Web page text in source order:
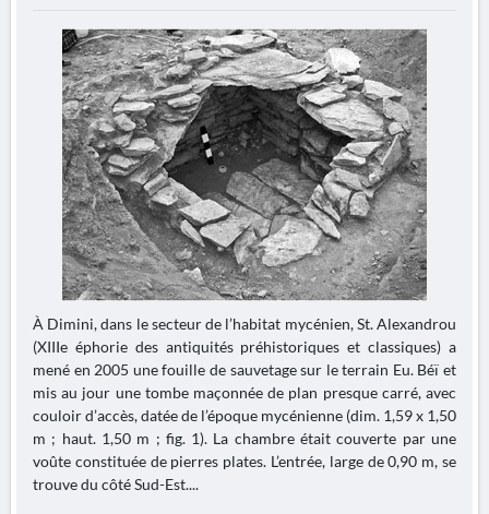
À Dimini, dans le secteur de l’habitat mycénien, St. Alexandrou
(XIIIe éphorie des antiquités préhistoriques et classiques) a
mené en 2005 une fouille de sauvetage sur le terrain Eu. Béï et
mis au jour une tombe maçonnée de plan presque carré, avec
couloir d’accès, datée de l’époque mycénienne (dim. 1,59 x 1,50
m ; haut. 1,50 m ; fig. 1). La chambre était couverte par une
voûte constituée de pierres plates. L’entrée, large de 0,90 m, se
trouve du côté Sud-Est....